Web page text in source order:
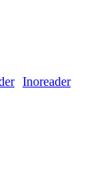
Inoreader